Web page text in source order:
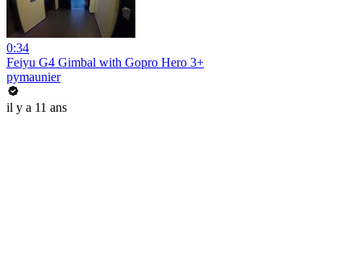
0:34
Feiyu G4 Gimbal with Gopro Hero 3+
pymaunier
il y a 11 ans